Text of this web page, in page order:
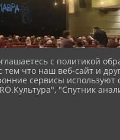
с политикой
что наш веб-сайт и
сервисы используют
"Спутник